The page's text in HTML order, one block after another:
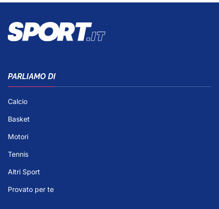
PARLIAMO DI
Calcio
Basket
Motori
Tennis
Altri Sport
Provato per te